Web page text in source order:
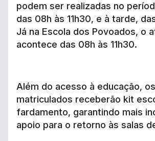
podem ser realizadas no
das 08h às 11h30, e à tarde,
Já na Escola dos Povoados, o
acontece das 08h às 11h30.
Além do acesso à educação,
matriculados receberão kit
fardamento, garantindo mais
apoio para o retorno às salas